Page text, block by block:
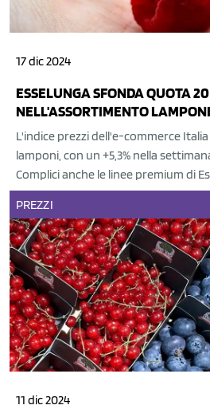
17 dic 2024
ESSELUNGA SFONDA QUOTA
NELL'ASSORTIMENTO
L'indice prezzi dell'e-commerce
lamponi, con un +5,3% nella
Complici anche le linee premium di
PREZZI
11 dic 2024